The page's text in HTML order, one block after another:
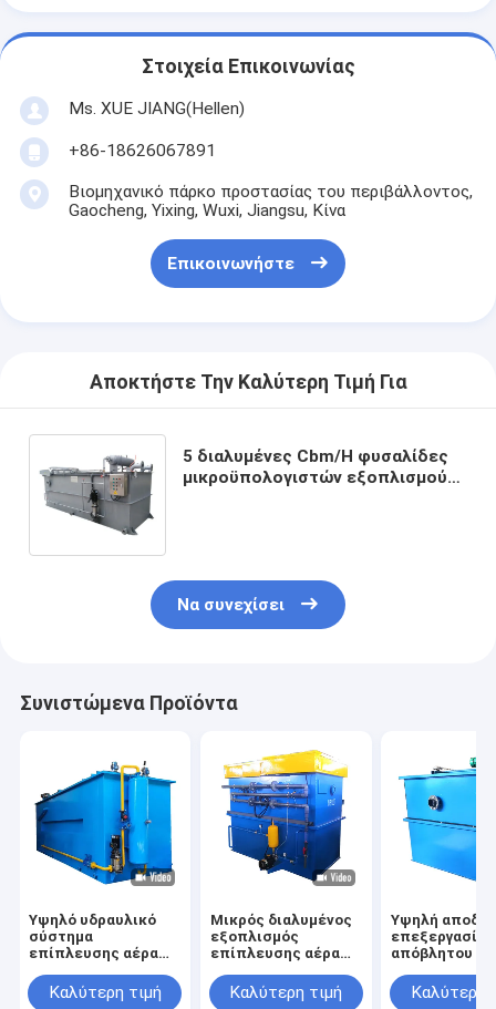
Στοιχεία Επικοινωνίας
Ms. XUE JIANG(Hellen)
+86-18626067891
Βιομηχανικό πάρκο προστασίας του περιβάλλοντος,
Gaocheng, Yixing, Wuxi, Jiangsu, Κίνα
Επικοινωνήστε
Αποκτήστε Την Καλύτερη Τιμή Για
5 διαλυμένες Cbm/H φυσαλίδες
μικροϋπολογιστών εξοπλισμού
Να συνεχίσει
Συνιστώμενα Προϊόντα
Υψηλό υδραυλικό
σύστημα
επίπλευσης αέρα
DAF για την
επεξεργασία
Καλύτερη τιμή
Μικρός διαλυμένος
εξοπλισμός
επίπλευσης αέρα
σύστημα
αποβλήτων
Καλύτερη τιμή
Υψηλή
επεξεργασία
απόβλητου
DAF
μηχανή
Καλύτερη